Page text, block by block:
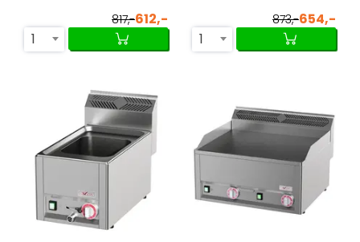
817,-612,-
1
873,-654,-
1